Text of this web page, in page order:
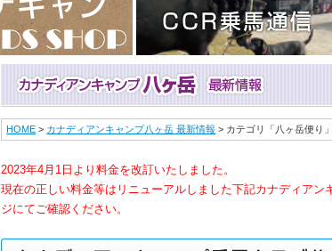
HOME > カナディアンキャンプ八ヶ岳 最新情報 > カテゴリ「八ヶ岳便り
2023年4月1日より料金を改訂いたしました。
現在の正しい料金等はリニューアルしました下記カナディアン
ジにてご確認ください。